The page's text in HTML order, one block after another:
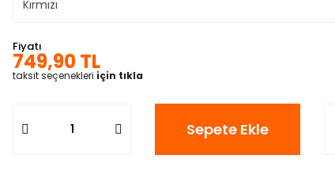
Fiyatı
749,90 TL
taksit seçenekleri için tıkla
Sepete Ekle